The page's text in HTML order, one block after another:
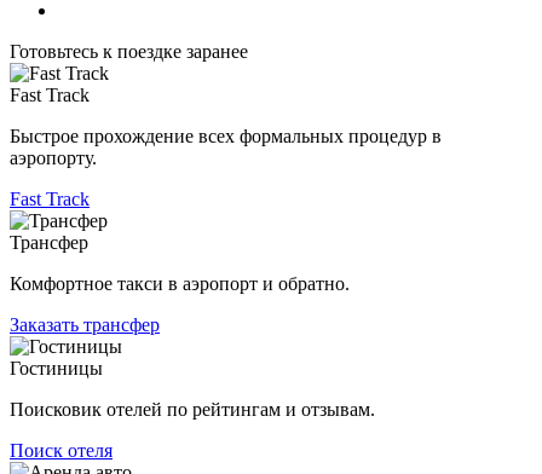
Готовьтесь к поездке заранее
Fast Track
Быстрое прохождение всех формальных процедур в
аэропорту.
Fast Track
Трансфер
Комфортное такси в аэропорт и обратно.
Заказать трансфер
Гостиницы
Поисковик отелей по рейтингам и отзывам.
Поиск отеля